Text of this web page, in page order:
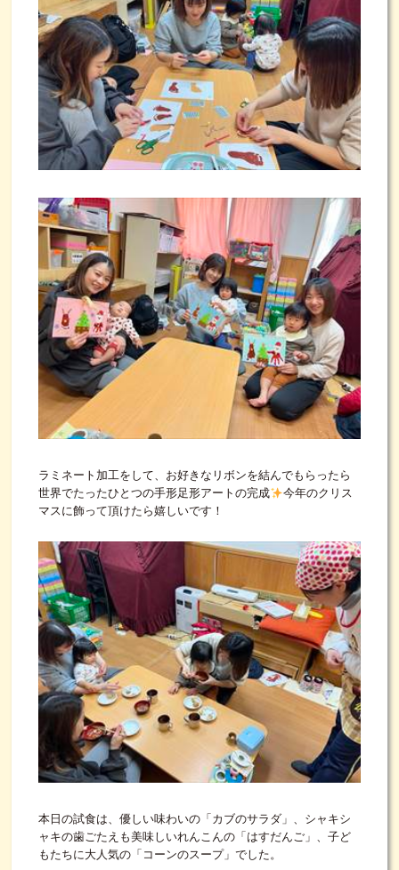
ラミネート加工をして、お好きなリボンを結んでもらったら
世界でたったひとつの手形足形アートの完成
今年のクリス
マスに飾って頂けたら嬉しいです！
本日の試食は、優しい味わいの「カブのサラダ」、シャキシ
ャキの歯ごたえも美味しいれんこんの「はすだんご」、子ど
もたちに大人気の「コーンのスープ」でした。